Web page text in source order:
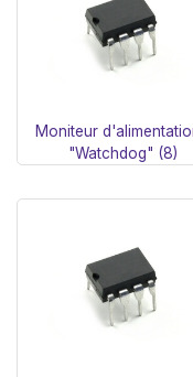
Moniteur
"Watchdog" (8)